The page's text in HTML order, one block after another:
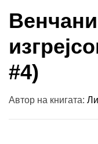
#4)
Автор на книгата: